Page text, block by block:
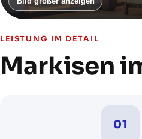
LEISTUNG IM DETAIL
Markisen
01